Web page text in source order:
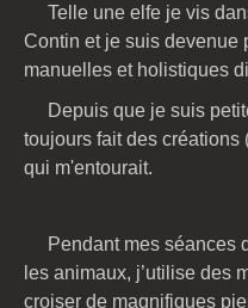
Telle une elfe je vis
Contin et je suis devenue
manuelles et holistiques
Depuis que je suis
toujours fait des créations
qui m'entourait.
Pendant mes séances
les animaux, j’utilise des
croiser de magnifiques